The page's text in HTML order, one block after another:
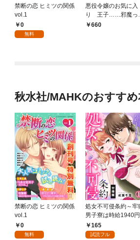
禁断の恋 ヒミツの関係
vol.1
0
無料
悪役令嬢のお気に入
り 王子……邪魔っ
（コミック）１【電子
660
秋水社/MAHKのおすすめ
禁断の恋 ヒミツの関係
vol.1
0
無料
処女不可侵条約～牢
男子寮は時給1940
【分冊版】（1）
165
試読フル